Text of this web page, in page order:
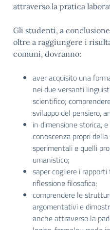
attraverso la pratica
Gli studenti, a
oltre a raggiungere i
comuni, dovranno:
aver acquisito una
nei due versanti
scientifico;
sviluppo del pensiero,
in dimensione storica,
conoscenza propri
sperimentali e quelli
umanistico;
saper cogliere i
riflessione filosofica;
comprendere le
argomentativi e
anche attraverso la